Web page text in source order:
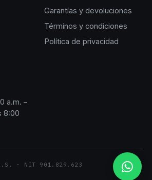
Garantías y devoluciones
Términos y condiciones
Política de privacidad
a.m. –
8:00
· NIT 901.829.623